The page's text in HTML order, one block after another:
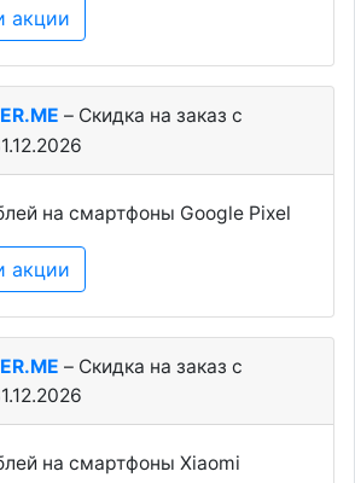
акции
– Скидка на заказ c
на смартфоны Google Pixel
акции
– Скидка на заказ c
на смартфоны Xiaomi